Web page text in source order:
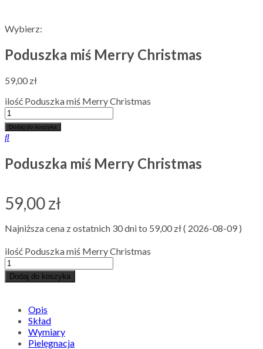
Wybierz:
Poduszka miś Merry Christmas
59,00 zł
ilość Poduszka miś Merry Christmas
Dodaj do koszyka
Poduszka miś Merry Christmas
59,00zł
Najniższa cena z ostatnich 30 dni to 59,00 zł( 2026-08-09 )
ilość Poduszka miś Merry Christmas
Dodaj do koszyka
Opis
Skład
Wymiary
Pielęgnacja